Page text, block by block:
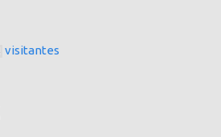
visitantes